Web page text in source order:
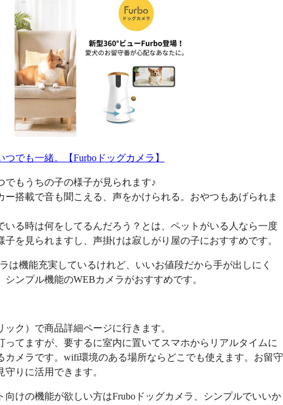
でも一緒。【Furboドッグカメラ】
でもうちの子の様子が見られます♪
ー搭載で音も聞こえる、声をかけられる。おやつもあげられま
いる時は何をしてるんだろう？とは、ペットがいる人なら一度
子を見られますし、声掛けは寂しがり屋の子におすすめです。
は機能充実しているけれど、いいお値段だから手が出しにく
ンプル機能のWEBカメラがおすすめです。
ック）で商品詳細ページに行きます。
ってますが、要するに室内に置いてスマホからリアルタイムに
カメラです。wifi環境のある場所ならどこでも使えます。お留守
りに活用できます。
向けの機能が欲しい方はFruboドッグカメラ、シンプルでいいか